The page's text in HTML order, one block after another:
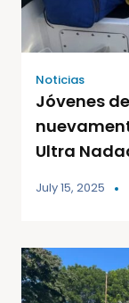
Noticias
Jóvenes
Ultra
July 15, 2025